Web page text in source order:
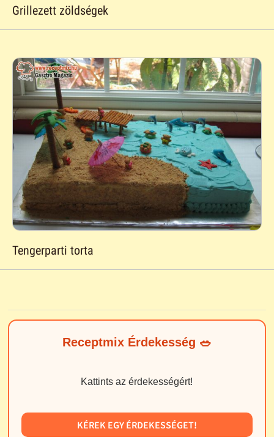
Grillezett zöldségek
Tengerparti torta
Receptmix Érdekesség 🥗
Kattints az érdekességért!
KÉREK EGY ÉRDEKESSÉGET!